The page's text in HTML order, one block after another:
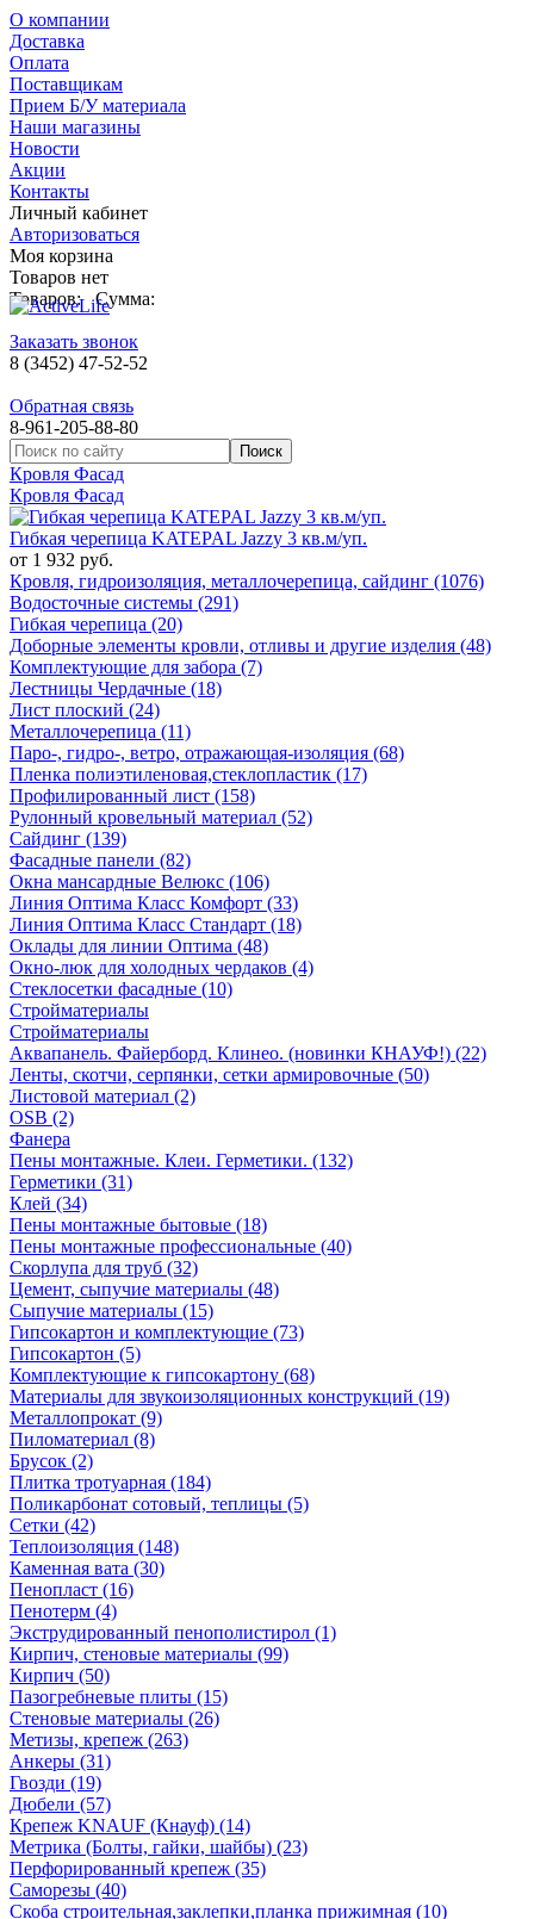
О компании
Доставка
Оплата
Поставщикам
Прием Б/У материала
Наши магазины
Новости
Акции
Контакты
Личный кабинет
Авторизоваться
Моя корзина
Товаров нет
Товаров: Сумма:
Заказать звонок
8 (3452) 47-52-52
Обратная связь
8-961-205-88-80
Кровля Фасад
Кровля Фасад
Гибкая черепица KATEPAL Jazzy 3 кв.м/уп.
от 1 932 руб.
Кровля, гидроизоляция, металлочерепица, сайдинг (1076)
Водосточные системы (291)
Гибкая черепица (20)
Доборные элементы кровли, отливы и другие изделия (48)
Комплектующие для забора (7)
Лестницы Чердачные (18)
Лист плоский (24)
Металлочерепица (11)
Паро-, гидро-, ветро, отражающая-изоляция (68)
Пленка полиэтиленовая,стеклопластик (17)
Профилированный лист (158)
Рулонный кровельный материал (52)
Сайдинг (139)
Фасадные панели (82)
Окна мансардные Велюкс (106)
Линия Оптима Класс Комфорт (33)
Линия Оптима Класс Стандарт (18)
Оклады для линии Оптима (48)
Окно-люк для холодных чердаков (4)
Стеклосетки фасадные (10)
Стройматериалы
Стройматериалы
Аквапанель. Файерборд. Клинео. (новинки КНАУФ!) (22)
Ленты, скотчи, серпянки, сетки армировочные (50)
Листовой материал (2)
OSB (2)
Фанера
Пены монтажные. Клеи. Герметики. (132)
Герметики (31)
Клей (34)
Пены монтажные бытовые (18)
Пены монтажные профессиональные (40)
Скорлупа для труб (32)
Цемент, сыпучие материалы (48)
Сыпучие материалы (15)
Гипсокартон и комплектующие (73)
Гипсокартон (5)
Комплектующие к гипсокартону (68)
Материалы для звукоизоляционных конструкций (19)
Металлопрокат (9)
Пиломатериал (8)
Брусок (2)
Плитка тротуарная (184)
Поликарбонат сотовый, теплицы (5)
Сетки (42)
Теплоизоляция (148)
Каменная вата (30)
Пенопласт (16)
Пенотерм (4)
Экструдированный пенополистирол (1)
Кирпич, стеновые материалы (99)
Кирпич (50)
Пазогребневые плиты (15)
Стеновые материалы (26)
Метизы, крепеж (263)
Анкеры (31)
Гвозди (19)
Дюбели (57)
Крепеж KNAUF (Кнауф) (14)
Метрика (Болты, гайки, шайбы) (23)
Перфорированный крепеж (35)
Саморезы (40)
Скоба строительная,заклепки,планка прижимная (10)